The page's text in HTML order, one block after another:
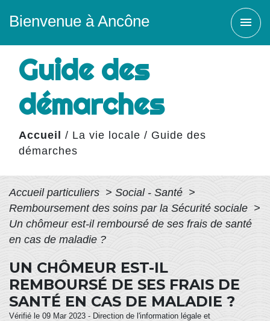
Bienvenue à Ancône menu
Guide des
démarches
Accueil / La vie locale / Guide des
démarches
Accueil particuliers > Social - Santé >
Remboursement des soins par la Sécurité sociale >
Un chômeur est-il remboursé de ses frais de santé
en cas de maladie ?
UN CHÔMEUR EST-IL
REMBOURSÉ DE SES FRAIS DE
SANTÉ EN CAS DE MALADIE ?
Vérifié le 09 Mar 2023 - Direction de l'information légale et